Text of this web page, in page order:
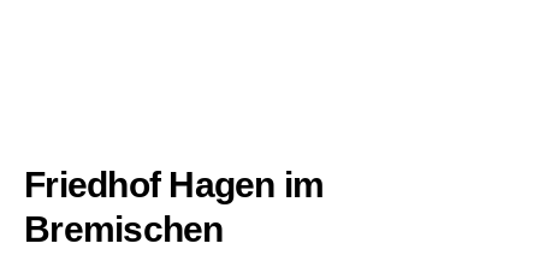
Friedhof Hagen im
Bremischen